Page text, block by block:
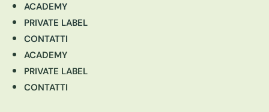
ACADEMY
PRIVATE LABEL
CONTATTI
ACADEMY
PRIVATE LABEL
CONTATTI